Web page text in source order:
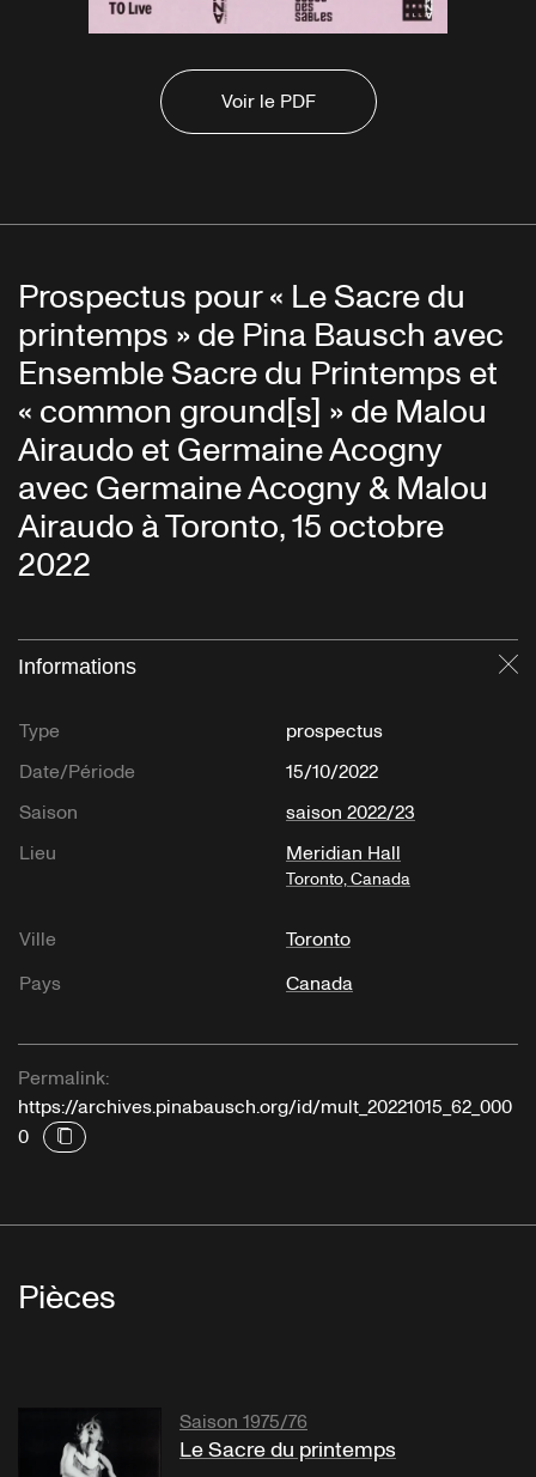
Voir le PDF
Prospectus pour « Le Sacre du
printemps » de Pina Bausch avec
Ensemble Sacre du Printemps et
« common ground[s] » de Malou
Airaudo et Germaine Acogny
avec Germaine Acogny & Malou
Airaudo à Toronto, 15 octobre
2022
Informations
Type
prospectus
Date/Période
15/10/2022
Saison
saison 2022/23
Lieu
Meridian Hall
Toronto, Canada
Ville
Toronto
Pays
Canada
Permalink:
https://archives.pinabausch.org/id/mult_20221015_62_000
0
Pièces
Saison 1975/76
Le Sacre du printemps